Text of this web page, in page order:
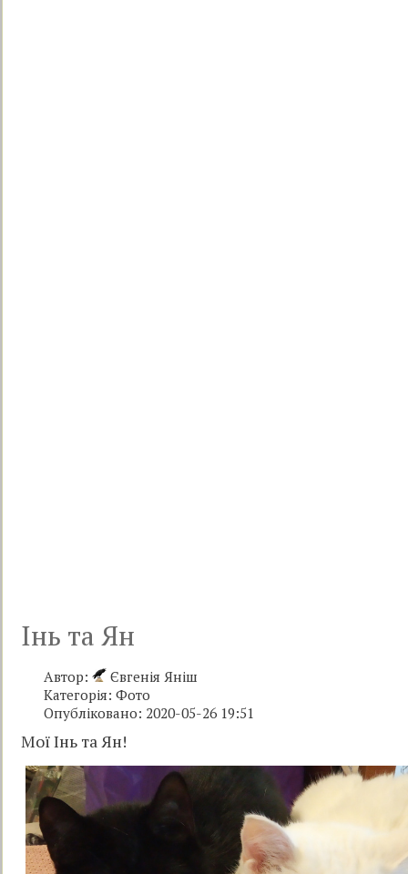
Інь та Ян
Автор:
Євгенія Яніш
Категорія: Фото
Опубліковано: 2020-05-26 19:51
Мої Інь та Ян!